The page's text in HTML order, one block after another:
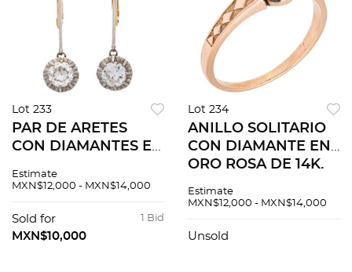
Lot 233
PAR DE ARETES
CON DIAMANTES EN
18K Y PLATINO.
antiguo ~0.90 ct
Claridad: VS2-SI1
Estimate
MXN$12,000 - MXN$14,000
1 Bid
Sold for
MXN$10,000
Lot 234
ANILLO SOLITARIO
CON DIAMANTE EN
ORO ROSA DE 14K.
antiguo ~0.51 ct
2.1 g. Talla: 7 ½
Estimate
MXN$12,000 - MXN$14,000
Unsold